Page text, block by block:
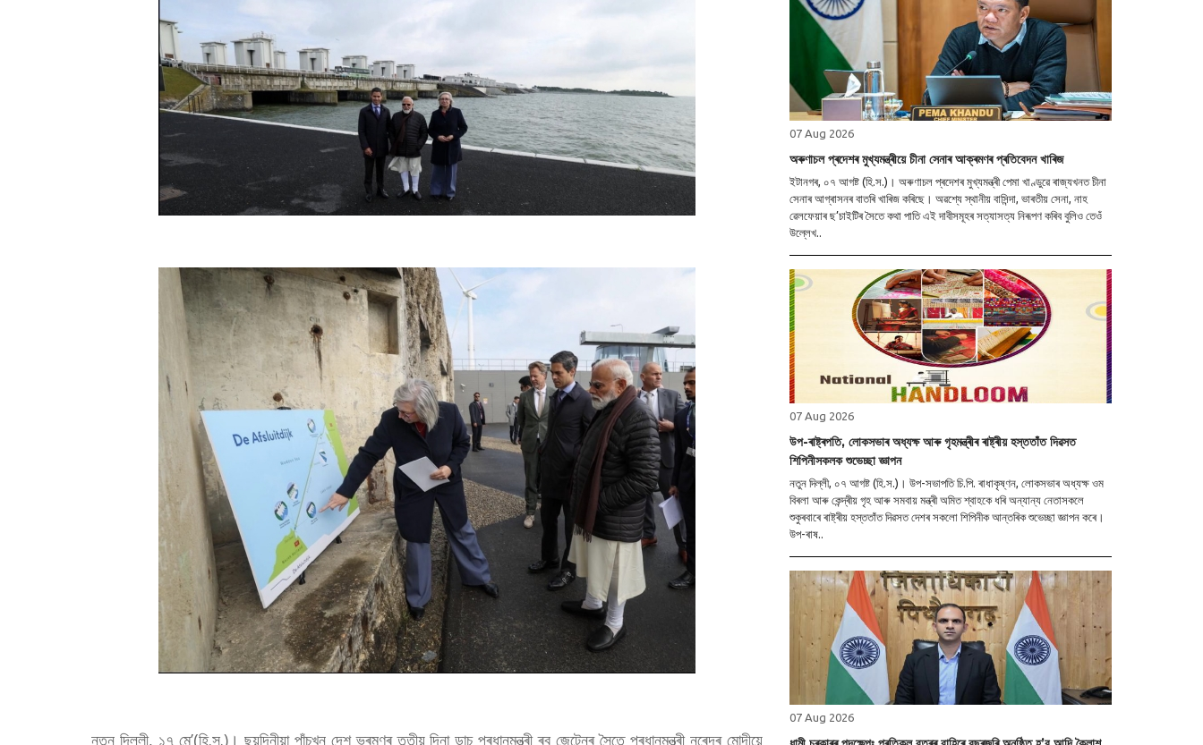
নতুন দিল্লী, ১৭ মে’(হি.স.)। ছয়দিনীয়া পাঁচখন দেশ ভ্ৰমণৰ তৃতীয় দিনা ডাচ প্ৰধানমন্ত্ৰী ৰব জেটেনৰ সৈতে প্ৰধানমন্ত্ৰী নৰেন্দ্ৰ মোদীয়ে
07 Aug 2026
অৰুণাচল প্ৰদেশৰ মুখ্যমন্ত্ৰীয়ে চীনা সেনাৰ আক্ৰমণৰ প্ৰতিবেদন খাৰিজ
ইটানগৰ, ০৭ আগষ্ট (হি.স.)। অৰুণাচল প্ৰদেশৰ মুখ্যমন্ত্ৰী পেমা খাণ্ডুৱে ৰাজ্যখনত চীনা
সেনাৰ আগ্ৰাসনৰ বাতৰি খাৰিজ কৰিছে। অৱশ্যে স্থানীয় বাসিন্দা, ভাৰতীয় সেনা, নাহ
ৱেলফেয়াৰ ছ’চাইটিৰ সৈতে কথা পাতি এই দাবীসমূহৰ সত্যাসত্য নিৰূপণ কৰিব বুলিও তেওঁ
উল্লেখ..
07 Aug 2026
উপ-ৰাষ্ট্ৰপতি, লোকসভাৰ অধ্যক্ষ আৰু গৃহমন্ত্ৰীৰ ৰাষ্ট্ৰীয় হস্ততাঁত দিৱসত
শিপিনীসকলক শুভেচ্ছা জ্ঞাপন
নতুন দিল্লী, ০৭ আগষ্ট (হি.স.)। উপ-সভাপতি চি.পি. ৰাধাকৃষ্ণন, লোকসভাৰ অধ্যক্ষ ওম
বিৰলা আৰু কেন্দ্ৰীয় গৃহ আৰু সমবায় মন্ত্ৰী অমিত শ্বাহকে ধৰি অন্যান্য নেতাসকলে
শুকুৰবাৰে ৰাষ্ট্ৰীয় হস্ততাঁত দিৱসত দেশৰ সকলো শিপিনীক আন্তৰিক শুভেচ্ছা জ্ঞাপন কৰে।
উপ-ৰাষ..
07 Aug 2026